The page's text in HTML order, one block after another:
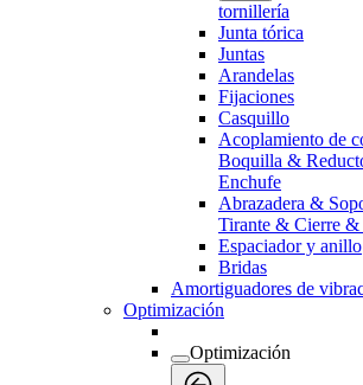
tornillería
Junta tórica
Juntas
Arandelas
Fijaciones
Casquillo
Acoplamiento de
Boquilla &
Enchufe
Abrazadera &
Tirante & Cierre &
Espaciador y anillo
Bridas
Amortiguadores de
Optimización
Optimización